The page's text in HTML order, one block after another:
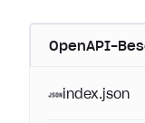
OpenAPI-
index.json